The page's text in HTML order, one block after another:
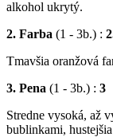
alkohol ukrytý.
2. Farba (1 - 3b.) :
Tmavšia oranžová
3. Pena (1 - 3b.) : 3
Stredne vysoká, až
bublinkami,